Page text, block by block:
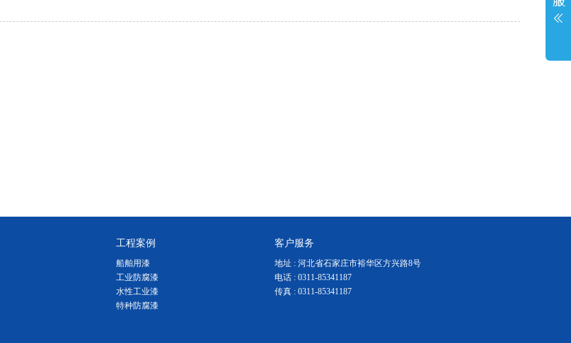
工程案例
船舶用漆
工业防腐漆
水性工业漆
特种防腐漆
客户服务
地址 : 河北省石家庄市裕华区方兴路8号
电话 : 0311-85341187
传真 : 0311-85341187